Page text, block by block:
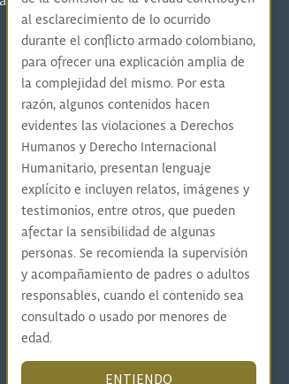
al esclarecimiento de lo ocurrido
durante el conflicto armado colombiano,
para ofrecer una explicación amplia de
la complejidad del mismo. Por esta
razón, algunos contenidos hacen
evidentes las violaciones a Derechos
Humanos y Derecho Internacional
Humanitario, presentan lenguaje
explícito e incluyen relatos, imágenes y
testimonios, entre otros, que pueden
afectar la sensibilidad de algunas
personas. Se recomienda la supervisión
y acompañamiento de padres o adultos
responsables, cuando el contenido sea
consultado o usado por menores de
edad.
ENTIENDO